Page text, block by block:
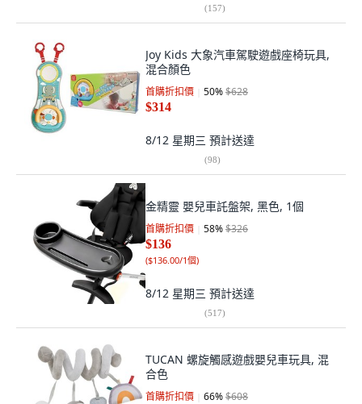
(157)
Joy Kids 大象汽車駕駛遊戲座椅玩具,
混合顏色
首購折扣價 50%$628
$314
8/12 星期三 預計送達
(98)
金精靈 嬰兒車託盤架, 黑色, 1個
首購折扣價 58%$326
$136
($136.00/1個)
8/12 星期三 預計送達
(517)
TUCAN 螺旋觸感遊戲嬰兒車玩具, 混
合色
首購折扣價 66%$608